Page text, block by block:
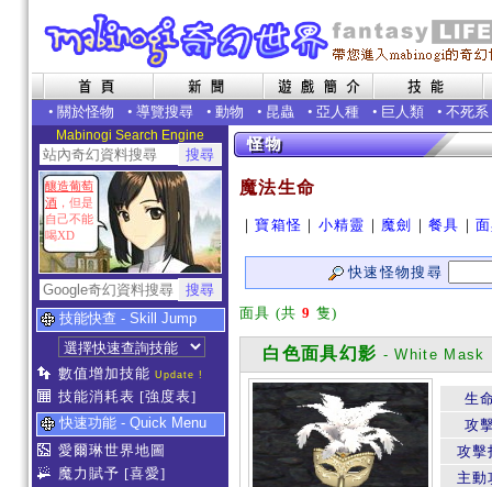
• 關於怪物 • 導覽搜尋 • 動物 • 昆蟲 • 亞人種 • 巨人類 • 不死系
Mabinogi Search Engine
釀造葡萄
酒 ，但是
自己不能
喝XD
技能快查 - Skill Jump
數值增加技能 Update !
技能消耗表 [強度表]
快速功能 - Quick Menu
愛爾琳世界地圖
魔力賦予 [喜愛]
魔法生命
｜寶箱怪 ｜ 小精靈 ｜ 魔劍 ｜餐具 ｜
快速怪物搜尋
面具 (共 9 隻)
白色面具幻影 - White Mask
生
攻
攻擊
主動